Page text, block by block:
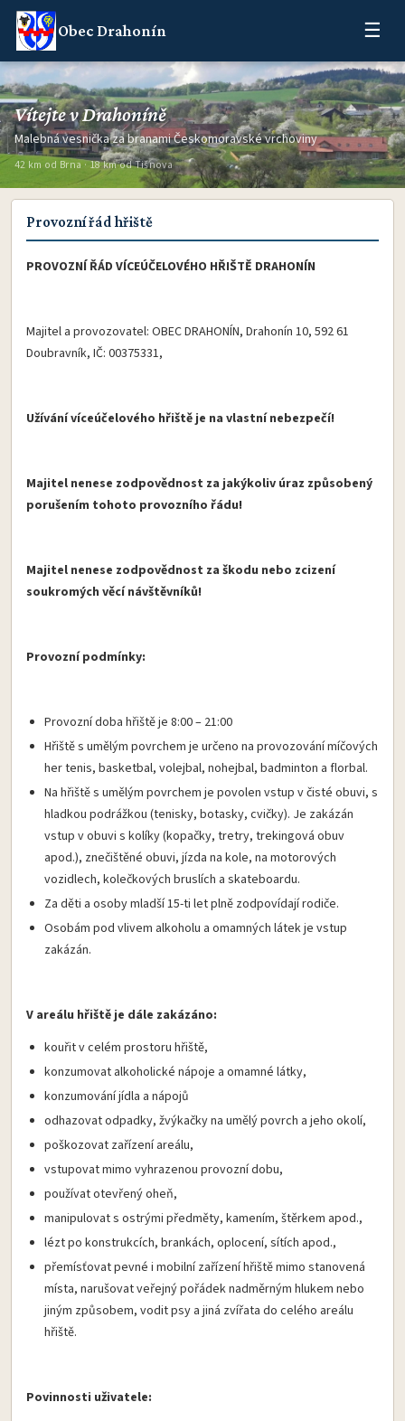
Obec Drahonín ☰
Vítejte v Drahoníně
Malebná vesnička za branami Českomoravské vrchoviny
42 km od Brna · 18 km od Tišnova
Provozní řád hřiště
PROVOZNÍ ŘÁD VÍCEÚČELOVÉHO HŘIŠTĚ DRAHONÍN
Majitel a provozovatel: OBEC DRAHONÍN, Drahonín 10, 592 61
Doubravník, IČ: 00375331,
Užívání víceúčelového hřiště je na vlastní nebezpečí!
Majitel nenese zodpovědnost za jakýkoliv úraz způsobený
porušením tohoto provozního řádu!
Majitel nenese zodpovědnost za škodu nebo zcizení
soukromých věcí návštěvníků!
Provozní podmínky:
Provozní doba hřiště je 8:00 – 21:00
Hřiště s umělým povrchem je určeno na provozování míčových
her tenis, basketbal, volejbal, nohejbal, badminton a florbal.
Na hřiště s umělým povrchem je povolen vstup v čisté obuvi, s
hladkou podrážkou (tenisky, botasky, cvičky). Je zakázán
vstup v obuvi s kolíky (kopačky, tretry, trekingová obuv
apod.), znečištěné obuvi, jízda na kole, na motorových
vozidlech, kolečkových bruslích a skateboardu.
Za děti a osoby mladší 15-ti let plně zodpovídají rodiče.
Osobám pod vlivem alkoholu a omamných látek je vstup
zakázán.
V areálu hřiště je dále zakázáno:
kouřit v celém prostoru hřiště,
konzumovat alkoholické nápoje a omamné látky,
konzumování jídla a nápojů
odhazovat odpadky, žvýkačky na umělý povrch a jeho okolí,
poškozovat zařízení areálu,
vstupovat mimo vyhrazenou provozní dobu,
používat otevřený oheň,
manipulovat s ostrými předměty, kamením, štěrkem apod.,
lézt po konstrukcích, brankách, oplocení, sítích apod.,
přemísťovat pevné i mobilní zařízení hřiště mimo stanovená
místa, narušovat veřejný pořádek nadměrným hlukem nebo
jiným způsobem, vodit psy a jiná zvířata do celého areálu
hřiště.
Povinnosti uživatele: